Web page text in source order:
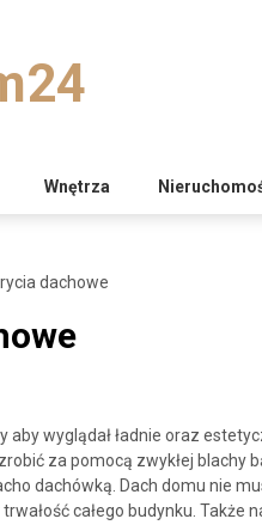
Wnętrza
dachowe
aby wyglądał ładnie oraz
za pomocą zwykłej blachy
dachówką. Dach domu nie
całego budynku. Także